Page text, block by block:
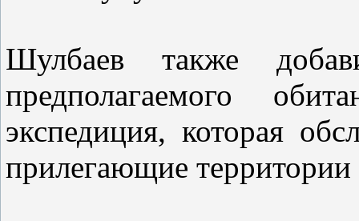
Шулбаев также
предполагаемого
экспедиция, которая
прилегающие